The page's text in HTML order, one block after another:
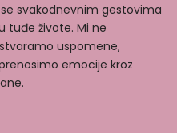
svakodnevnim gestovima
tuđe živote. Mi ne
uspomene,
emocije kroz